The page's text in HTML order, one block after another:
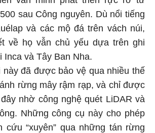
sau Công nguyên. Dù nổi tiếng
và các mộ đá trên vách núi,
về họ vẫn chủ yếu dựa trên ghi
và Tây Ban Nha.
đã được bảo vệ qua nhiều thế
rừng mây rậm rạp, và chỉ được
nhờ công nghệ quét LiDAR và
Những công cụ này cho phép
cứu “xuyên” qua những tán rừng